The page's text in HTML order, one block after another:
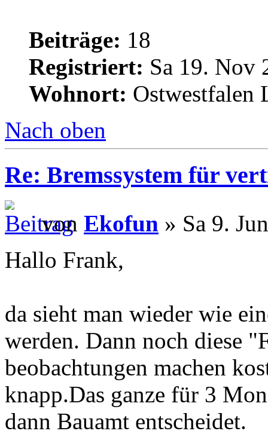
Beiträge: 18
Registriert: Sa 19. Nov
Wohnort: Ostwestfalen
Nach oben
Re: Bremssystem für
von Ekofun » Sa 9.
Hallo Frank,
da sieht man wieder wie
werden. Dann noch diese
beobachtungen machen
knapp.Das ganze für 3
dann Bauamt entscheidet.